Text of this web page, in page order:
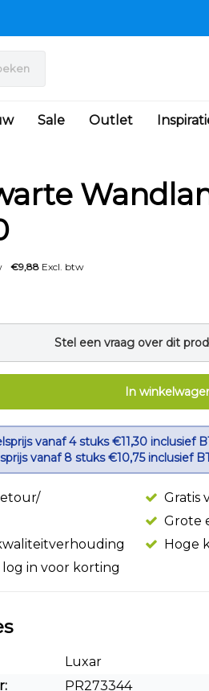
Sale Outlet
€9,88 Excl. btw
Stel een vraag over dit
In
vanaf 4 stuks €11,30 inclusief
vanaf 8 stuks €10,75 inclusief
Gratis
Grote
Hoge
in voor korting
Luxar
PR273344